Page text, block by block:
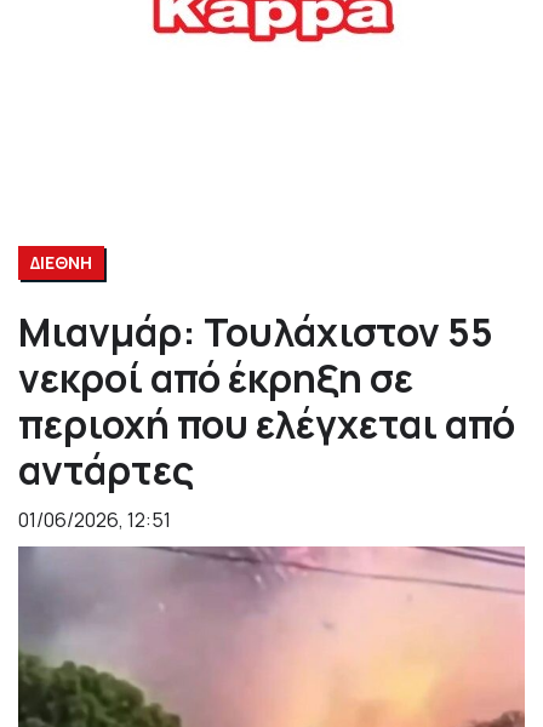
ΔΙΕΘΝΗ
Μιανμάρ: Τουλάχιστον 55
νεκροί από έκρηξη σε
περιοχή που ελέγχεται από
αντάρτες
01/06/2026, 12:51